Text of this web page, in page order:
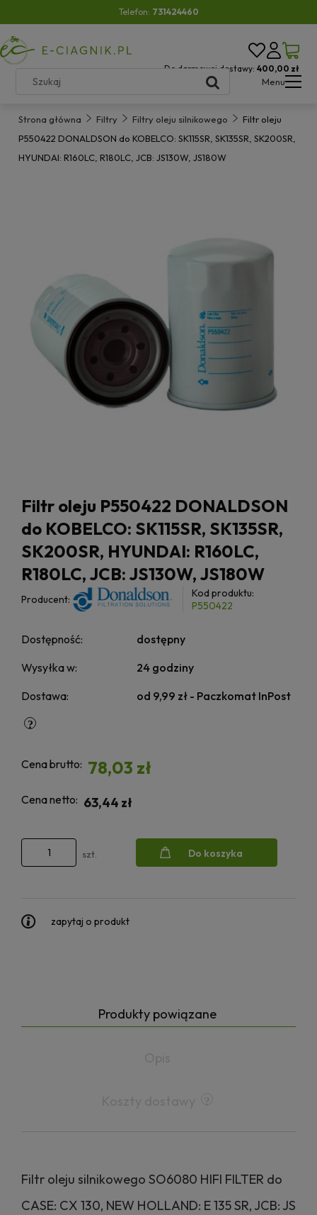
Telefon: 731424460
Do darmowej dostawy: 400,00 zł
Menu
Strona główna Filtry Filtry oleju silnikowego
Filtr oleju
P550422 DONALDSON do KOBELCO: SK115SR, SK135SR, SK200SR,
HYUNDAI: R160LC, R180LC, JCB: JS130W, JS180W
Filtr oleju P550422 DONALDSON
do KOBELCO: SK115SR, SK135SR,
SK200SR, HYUNDAI: R160LC,
R180LC, JCB: JS130W, JS180W
Producent:
Kod produktu:
P550422
Dostępność:
dostępny
Wysyłka w:
24 godziny
Dostawa:
od 9,99 zł - Paczkomat InPost
Cena brutto: 78,03 zł
Cena netto: 63,44 zł
szt. Do koszyka
zapytaj o produkt
Produkty powiązane
Filtr oleju silnikowego SO6080 HIFI FILTER do
CASE: CX 130, NEW HOLLAND: E 135 SR, JCB: JS